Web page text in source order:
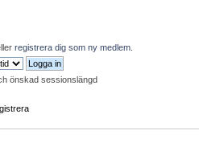
registrera dig som ny medlem
önskad sessionslängd